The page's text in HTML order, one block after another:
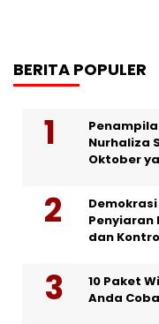
BERITA POPULER
Nurhaliza
Oktober
Penyiaran
dan
10 Paket
Anda